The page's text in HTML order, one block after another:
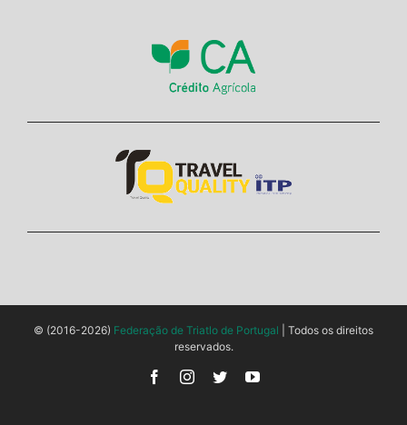
© (2016-2026) Federação de Triatlo de Portugal | Todos os direitos
reservados.
FacebookInstagram
TwitterYouTube